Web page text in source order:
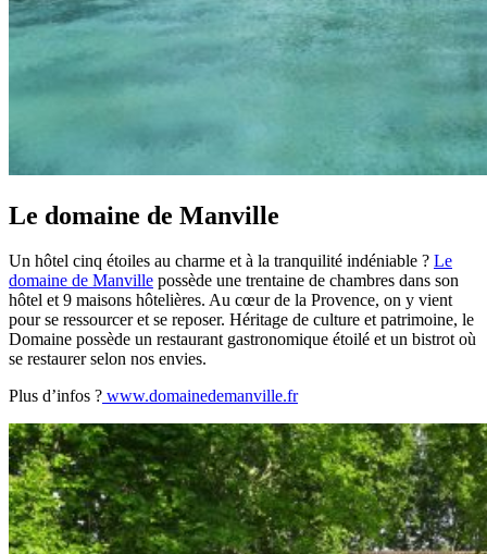
Le domaine de Manville
Un hôtel cinq étoiles au charme et à la tranquilité indéniable ? Le
domaine de Manville possède une trentaine de chambres dans son
hôtel et 9 maisons hôtelières. Au cœur de la Provence, on y vient
pour se ressourcer et se reposer. Héritage de culture et patrimoine, le
Domaine possède un restaurant gastronomique étoilé et un bistrot où
se restaurer selon nos envies.
Plus d’infos ? www.domainedemanville.fr